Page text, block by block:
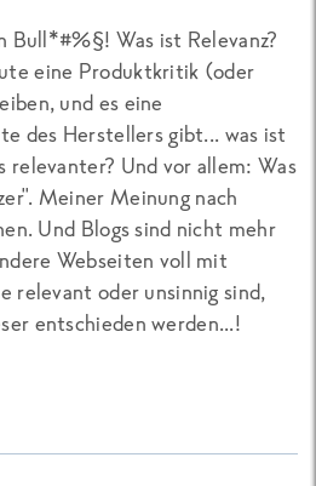
Bull*#%§! Was ist Relevanz?
eine Produktkritik (oder
und es eine
des Herstellers gibt... was ist
relevanter? Und vor allem: Was
Meiner Meinung nach
Und Blogs sind nicht mehr
Webseiten voll mit
relevant oder unsinnig sind,
entschieden werden...!